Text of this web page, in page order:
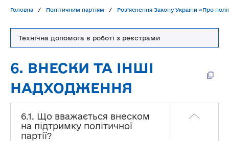
Головна Політичним партіям Роз’яснення Закону України «Про
Технічна допомога в роботі з реєстрами
6. ВНЕСКИ ТА ІНШІ
НАДХОДЖЕННЯ
6.1. Що вважається внеском
на підтримку політичної
партії?